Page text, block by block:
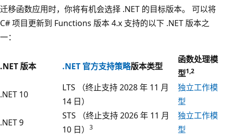
迁移函数应用时，你将有机会选择 .NET 的目标版本。 可以将
C# 项目更新到 Functions 版本 4.x 支持的以下 .NET 版本之
一：
.NET 版本 .NET 官方支持策略版本类型
函数处理模
型1,2
.NET 10
LTS （终止支持 2028 年 11 月
14 日）
独立工作模
型
.NET 9
STS （终止支持 2026 年 11 月
10 日）
3
独立工作模
型